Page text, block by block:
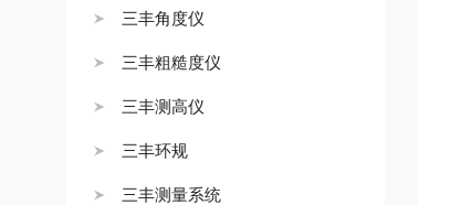
三丰角度仪
三丰粗糙度仪
三丰测高仪
三丰环规
三丰测量系统